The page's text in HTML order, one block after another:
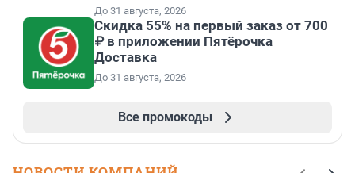
До 31 августа, 2026
Скидка 55% на первый заказ от 700
₽ в приложении Пятёрочка
Доставка
До 31 августа, 2026
Все промокоды